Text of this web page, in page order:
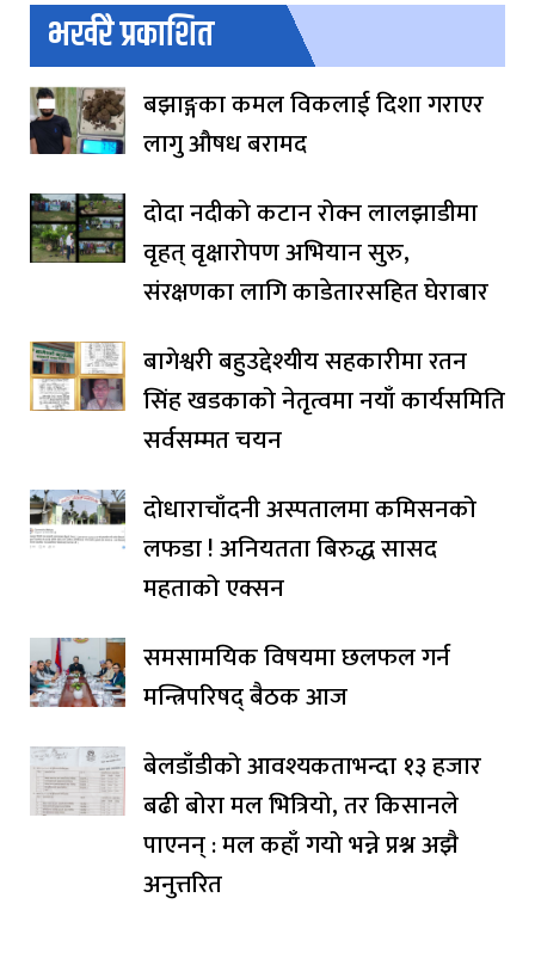
भर्खरै प्रकाशित
बझाङ्गका कमल विकलाई दिशा गराएर
लागु औषध बरामद
दोदा नदीको कटान रोक्न लालझाडीमा
वृहत् वृक्षारोपण अभियान सुरु,
संरक्षणका लागि काडेतारसहित घेराबार
बागेश्वरी बहुउद्देश्यीय सहकारीमा रतन
सिंह खडकाको नेतृत्वमा नयाँ कार्यसमिति
सर्वसम्मत चयन
दोधाराचाँदनी अस्पतालमा कमिसनको
लफडा ! अनियतता बिरुद्ध सासद
महताको एक्सन
समसामयिक विषयमा छलफल गर्न
मन्त्रिपरिषद् बैठक आज
बेलडाँडीको आवश्यकताभन्दा १३ हजार
बढी बोरा मल भित्रियो, तर किसानले
पाएनन् : मल कहाँ गयो भन्ने प्रश्न अझै
अनुत्तरित